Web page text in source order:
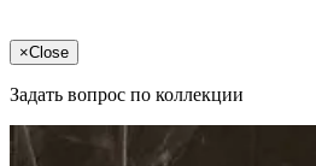
×Close
Задать вопрос по коллекции